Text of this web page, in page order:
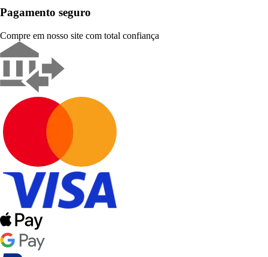
Pagamento seguro
Compre em nosso site com total confiança